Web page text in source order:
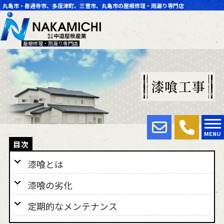
丸亀市・善通寺市、多度津町、三豊市、丸亀市の屋根修理・雨漏り専門店
MENU
屋根修理・雨漏り専門店
漆喰工事
漆喰とは
漆喰の劣化
定期的なメンテナンス